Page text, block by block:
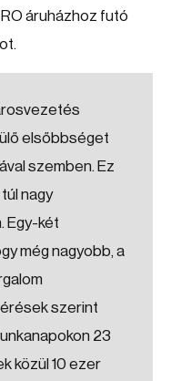
áruházhoz futó
elsőbbséget
szemben. Ez
nagy
Egy-két
még nagyobb, a
szerint
23
közül 10 ezer